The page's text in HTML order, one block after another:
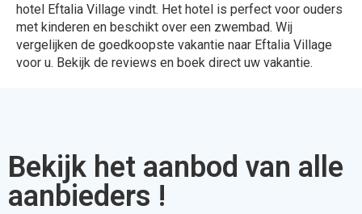
hotel Eftalia Village vindt. Het hotel is perfect voor ouders
met kinderen en beschikt over een zwembad. Wij
vergelijken de goedkoopste vakantie naar Eftalia Village
voor u. Bekijk de reviews en boek direct uw vakantie.
Bekijk het aanbod van alle
aanbieders !